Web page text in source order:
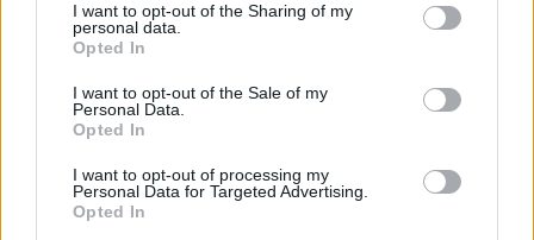
I want to opt-out of the Sharing of my
personal data.
Opted In
I want to opt-out of the Sale of my
Personal Data.
Opted In
I want to opt-out of processing my
Personal Data for Targeted Advertising.
Opted In
geef mening
Eziclen
28-03-2026 | Vrouw | 62
natrium-/kalium-/magnesiumsulfaat
Voorbereiding (slok-)darmonderzoek